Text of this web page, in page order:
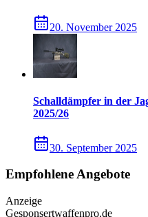
20. November 2025
Schalldämpfer in der
2025/26
30. September 2025
Empfohlene Angebote
Anzeige
Gesponsertwaffenpro.de